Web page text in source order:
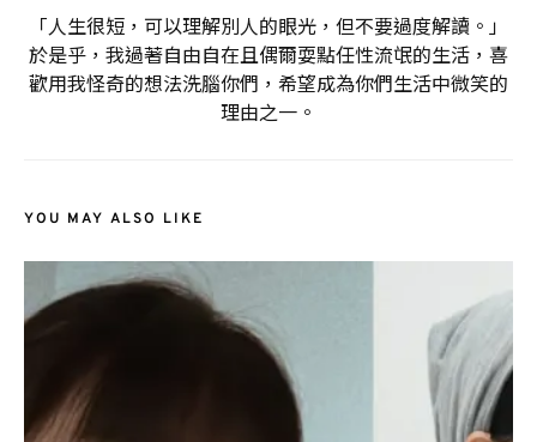
「人生很短，可以理解別人的眼光，但不要過度解讀。」
於是乎，我過著自由自在且偶爾耍點任性流氓的生活，喜
歡用我怪奇的想法洗腦你們，希望成為你們生活中微笑的
理由之一。
YOU MAY ALSO LIKE